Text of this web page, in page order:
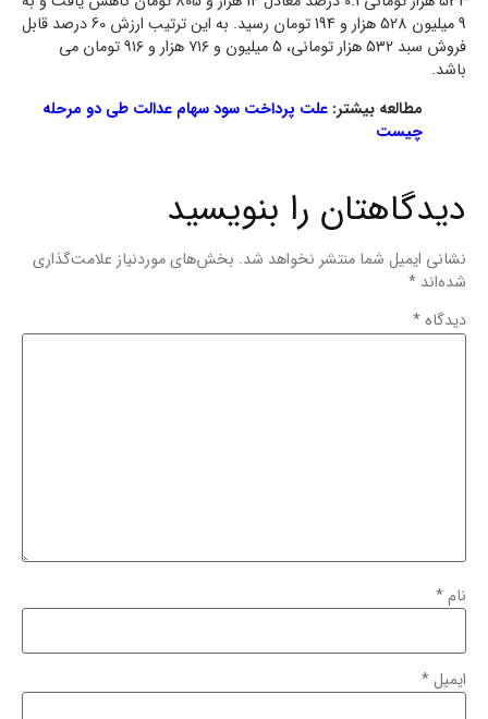
9 میلیون 528 هزار و 194 تومان رسید. به این ترتیب ارزش 60 درصد قابل
فروش سبد 532 هزار تومانی، 5 میلیون و ۷۱۶ هزار و ۹۱۶ تومان می
باشد.
مطالعه بیشتر: علت پرداخت سود سهام عدالت طی دو مرحله
چیست
دیدگاهتان را بنویسید
نشانی ایمیل شما منتشر نخواهد شد. بخش‌های موردنیاز علامت‌گذاری
شده‌اند *
دیدگاه *
نام*
ایمیل*